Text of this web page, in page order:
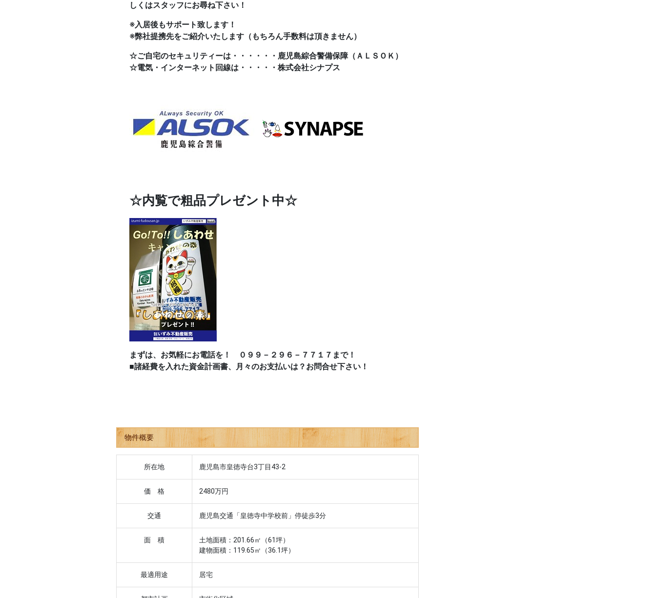
しくはスタッフにお尋ね下さい！
※入居後もサポート致します！
※弊社提携先をご紹介いたします（もちろん手数料は頂きません）
☆ご自宅のセキュリティーは・・・・・・鹿児島綜合警備保障（ＡＬＳＯＫ）
☆電気・インターネット回線は・・・・・株式会社シナプス
☆内覧で粗品プレゼント中☆
まずは、お気軽にお電話を！ ０９９－２９６－７７１７まで！
■諸経費を入れた資金計画書、月々のお支払いは？お問合せ下さい！
物件概要
所在地 鹿児島市皇徳寺台3丁目43-2
価 格 2480万円
交通 鹿児島交通「皇徳寺中学校前」停徒歩3分
面 積
土地面積：201.66㎡（61坪）
建物面積：119.65㎡（36.1坪）
最適用途 居宅